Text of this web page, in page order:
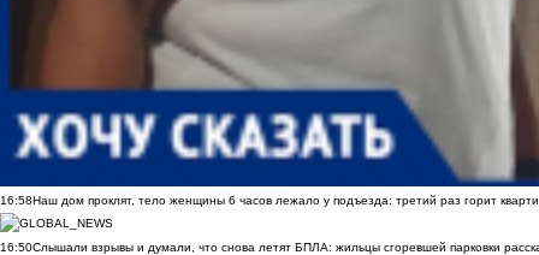
16:58Наш дом проклят, тело женщины 6 часов лежало у подъезда: третий раз горит
16:50Слышали взрывы и думали, что снова летят БПЛА: жильцы сгоревшей парковки